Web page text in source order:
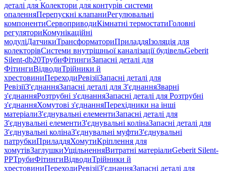
деталі для Колектори для контурів системи
опаленняПерепускні клапаниРегулювальні
компонентиСервоприводиКімнатні термостатиГоловні
регуляториКомунікаційні
модуліДатчикиТрансформаториПриладдяІзоляція для
колекторівСистеми внутрішньої каналізації будівельGeberit
Silent-db20ТрубиФітингиЗапасні деталі для
ФітингиВідводиТрійники й
хрестовиниПереходиРевізіїЗапасні деталі для
РевізіїЗ'єднанняЗапасні деталі для З'єднанняЗварні
з'єднанняРозтрубні з'єднанняЗапасні деталі для Розтрубні
з'єднанняХомутові з'єднанняПерехідники на інші
матеріалиЗ'єднувальні елементиЗапасні деталі для
З'єднувальні елементиЗ'єднувальні колінаЗапасні деталі для
З'єднувальні колінаЗ'єднувальні муфтиЗ'єднувальні
патрубкиПриладдяХомутиКріплення для
хомутівЗаглушкиУщільненняВитратні матеріалиGeberit Silent-
PPТрубиФітингиВідводиТрійники й
хрестовиниПереходиРевізіїЗ'єднанняЗапасні деталі для